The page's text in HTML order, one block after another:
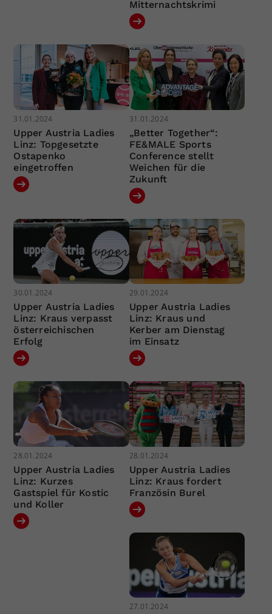
Mitternachtskrimi
31.01.2024
Upper Austria Ladies
Linz: Topgesetzte
Ostapenko
eingetroffen
31.01.2024
„Better Together“:
FE&MALE Sports
Conference stellt
Weichen für die
Zukunft
30.01.2024
Upper Austria Ladies
Linz: Kraus verpasst
österreichischen
Erfolg
29.01.2024
Upper Austria Ladies
Linz: Kraus und
Kerber am Dienstag
im Einsatz
28.01.2024
Upper Austria Ladies
Linz: Kurzes
Gastspiel für Kostic
und Koller
28.01.2024
Upper Austria Ladies
Linz: Kraus fordert
Französin Burel
27.01.2024